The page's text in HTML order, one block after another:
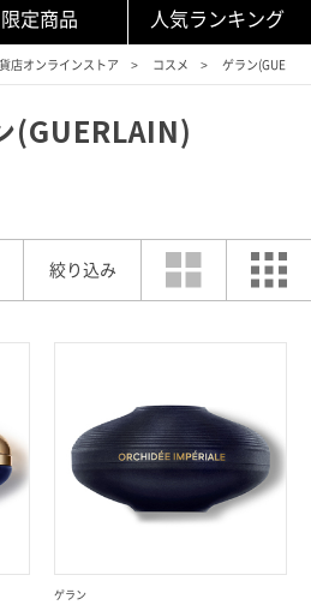
限定商品 人気ランキング
店オンラインストア コスメ ゲラン
(GUERLAIN)
絞り込み
ゲラン